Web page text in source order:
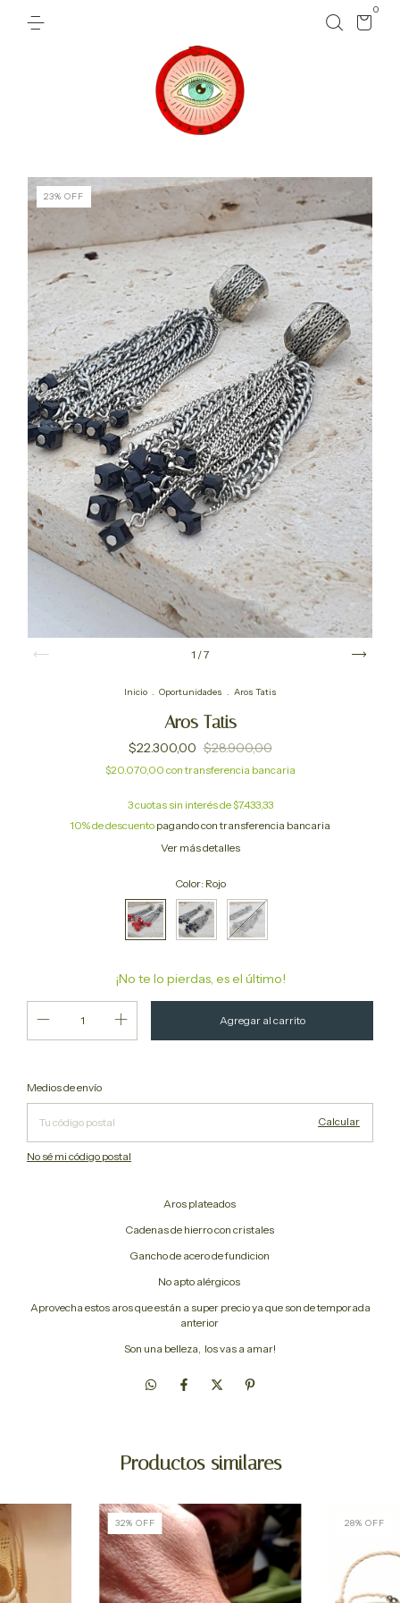
0
23% OFF
1 /7
Inicio . Oportunidades . Aros Tatis
Aros Tatis
$22.300,00 $28.900,00
$20.070,00 contransferencia bancaria
3cuotas sin interés de$7.433,33
10% de descuento pagando con transferencia bancaria
Ver más detalles
Color: Rojo
¡No te lo pierdas, es el último!
Entregas para el CP:
Medios de envío
Calcular
No sé mi código postal
Aros plateados
Cadenas de hierro con cristales
Gancho de acero de fundicion
No apto alérgicos
Aprovecha estos aros que están a super precio ya que son de temporada
anterior
Son una belleza, los vas a amar!
Productos similares
32% OFF 28%OFF